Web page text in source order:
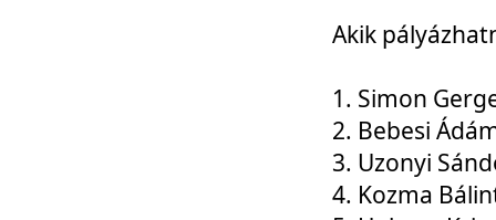
Akik
1. Simon
2. Bebesi
3. Uzonyi
4. Kozma